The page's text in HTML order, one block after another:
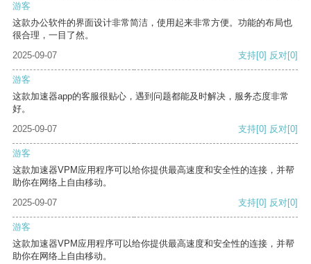
游客
这款办公软件的界面设计非常简洁，使用起来非常方便。功能的布局也
很合理，一目了然。
2025-09-07
支持[0] 反对[0]
游客
这款加速器app的客服很贴心，遇到问题都能及时解决，服务态度非常
好。
2025-09-07
支持[0] 反对[0]
游客
这款加速器VPM应用程序可以给你提供最高速度和安全性的连接，并帮
助你在网络上自由移动。
2025-09-07
支持[0] 反对[0]
游客
这款加速器VPM应用程序可以给你提供最高速度和安全性的连接，并帮
助你在网络上自由移动。